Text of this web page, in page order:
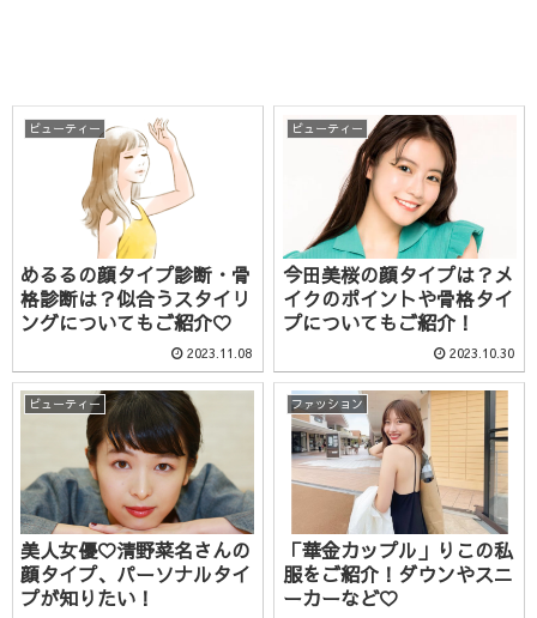
ビューティー
めるるの顔タイプ診断・骨
格診断は？似合うスタイリ
ングについてもご紹介♡
2023.11.08
ビューティー
今田美桜の顔タイプは？メ
イクのポイントや骨格タイ
プについてもご紹介！
2023.10.30
ビューティー
美人女優♡清野菜名さんの
顔タイプ、パーソナルタイ
プが知りたい！
ファッション
「華金カップル」りこの私
服をご紹介！ダウンやスニ
ーカーなど♡